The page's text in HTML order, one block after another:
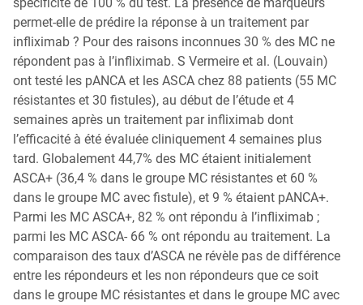
permet-elle de prédire la réponse à un traitement par
infliximab ? Pour des raisons inconnues 30 % des MC ne
répondent pas à l’infliximab. S Vermeire et al. (Louvain)
ont testé les pANCA et les ASCA chez 88 patients (55 MC
résistantes et 30 fistules), au début de l’étude et 4
semaines après un traitement par infliximab dont
l’efficacité à été évaluée cliniquement 4 semaines plus
tard. Globalement 44,7% des MC étaient initialement
ASCA+ (36,4 % dans le groupe MC résistantes et 60 %
dans le groupe MC avec fistule), et 9 % étaient pANCA+.
Parmi les MC ASCA+, 82 % ont répondu à l’infliximab ;
parmi les MC ASCA- 66 % ont répondu au traitement. La
comparaison des taux d’ASCA ne révèle pas de différence
entre les répondeurs et les non répondeurs que ce soit
dans le groupe MC résistantes et dans le groupe MC avec